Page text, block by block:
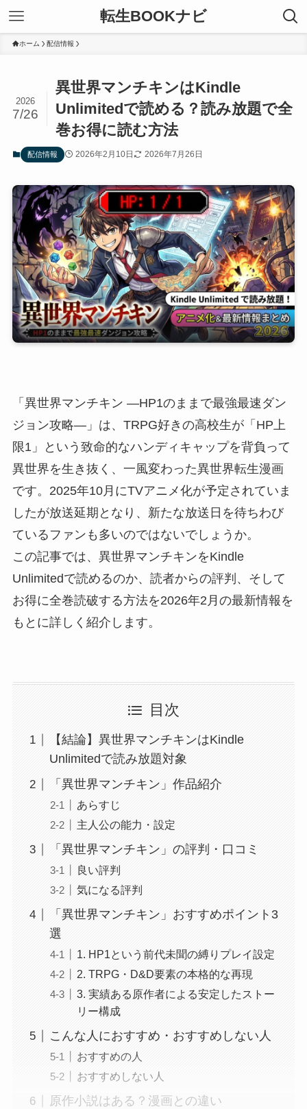
転生BOOKナビ
ホーム 配信情報
異世界マンチキンはKindle
Unlimitedで読める？読み放題で全
巻お得に読む方法
2026
7/26
配信情報 2026年2月10日 2026年7月26日
「異世界マンチキン ―HP1のままで最強最速ダン
ジョン攻略―」は、TRPG好きの高校生が「HP上
限1」という致命的なハンディキャップを背負って
異世界を生き抜く、一風変わった異世界転生漫画
です。2025年10月にTVアニメ化が予定されていま
したが放送延期となり、新たな放送日を待ちわび
ているファンも多いのではないでしょうか。
この記事では、異世界マンチキンをKindle
Unlimitedで読めるのか、読者からの評判、そして
お得に全巻読破する方法を2026年2月の最新情報を
もとに詳しく紹介します。
目次
【結論】異世界マンチキンはKindle
Unlimitedで読み放題対象
「異世界マンチキン」作品紹介
あらすじ
主人公の能力・設定
「異世界マンチキン」の評判・口コミ
良い評判
気になる評判
「異世界マンチキン」おすすめポイント3
選
1. HP1という前代未聞の縛りプレイ設定
2. TRPG・D&D要素の本格的な再現
3. 実績ある原作者による安定したストー
リー構成
こんな人におすすめ・おすすめしない人
おすすめの人
おすすめしない人
原作小説はある？漫画との違い